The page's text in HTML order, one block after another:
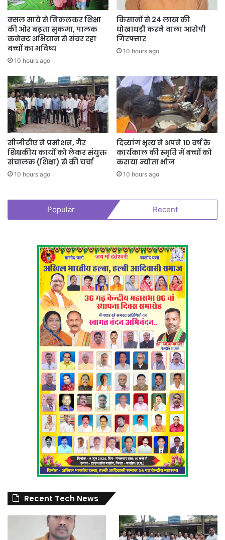
क्सल साये से निकलकर शिक्षा
की ओर बढ़ता सुकमा, पालक
कनेक्ट अभियान से संवर रहा
बच्चों का भविष्य
10 hours ago
किसानों से 24 लाख की
धोखाधड़ी करने वाला आरोपी
गिरफ्तार
10 hours ago
सीजीटीए ने प्रमोशन, गैर
शिक्षकीय कार्यों को लेकर संयुक्त
संचालक (शिक्षा) से की चर्चा
10 hours ago
दिव्यांग भृत्य ने अपने 10 वर्ष के
कार्यकाल की स्मृति में बच्चों को
कराया न्योता भोज
10 hours ago
Popular Recent
Recent Tech News